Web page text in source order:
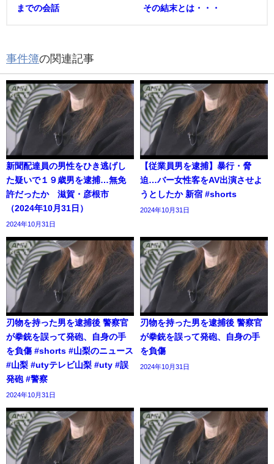
までの会話 その結末とは・・・
事件簿の関連記事
新聞配達員の男性をひき逃げし
た疑いで１９歳男を逮捕…無免
許だったか 滋賀・彦根市
（2024年10月31日）
2024年10月31日
【従業員男を逮捕】暴行・脅
迫…バー女性客をAV出演させよ
うとしたか 新宿 #shorts
2024年10月31日
刃物を持った男を逮捕後 警察官
が拳銃を誤って発砲、自身の手
を負傷 #shorts #山梨のニュース
#山梨 #utyテレビ山梨 #uty #誤
発砲 #警察
2024年10月31日
刃物を持った男を逮捕後 警察官
が拳銃を誤って発砲、自身の手
を負傷
2024年10月31日